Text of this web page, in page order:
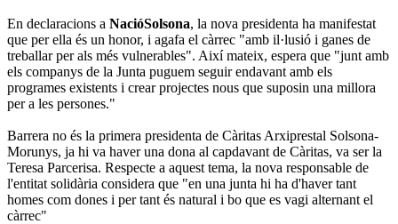
En declaracions a NacióSolsona, la nova presidenta ha manifestat
que per ella és un honor, i agafa el càrrec "amb il·lusió i ganes de
treballar per als més vulnerables". Així mateix, espera que "junt amb
els companys de la Junta puguem seguir endavant amb els
programes existents i crear projectes nous que suposin una millora
per a les persones."
Barrera no és la primera presidenta de Càritas Arxiprestal Solsona-
Morunys, ja hi va haver una dona al capdavant de Càritas, va ser la
Teresa Parcerisa. Respecte a aquest tema, la nova responsable de
l'entitat solidària considera que "en una junta hi ha d'haver tant
homes com dones i per tant és natural i bo que es vagi alternant el
càrrec"